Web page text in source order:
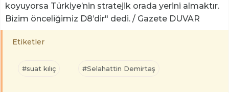
koyuyorsa Türkiye’nin stratejik orada yerini almaktır.
Bizim önceliğimiz D8’dir" dedi. / Gazete DUVAR
Etiketler
#suat kılıç #Selahattin Demirtaş